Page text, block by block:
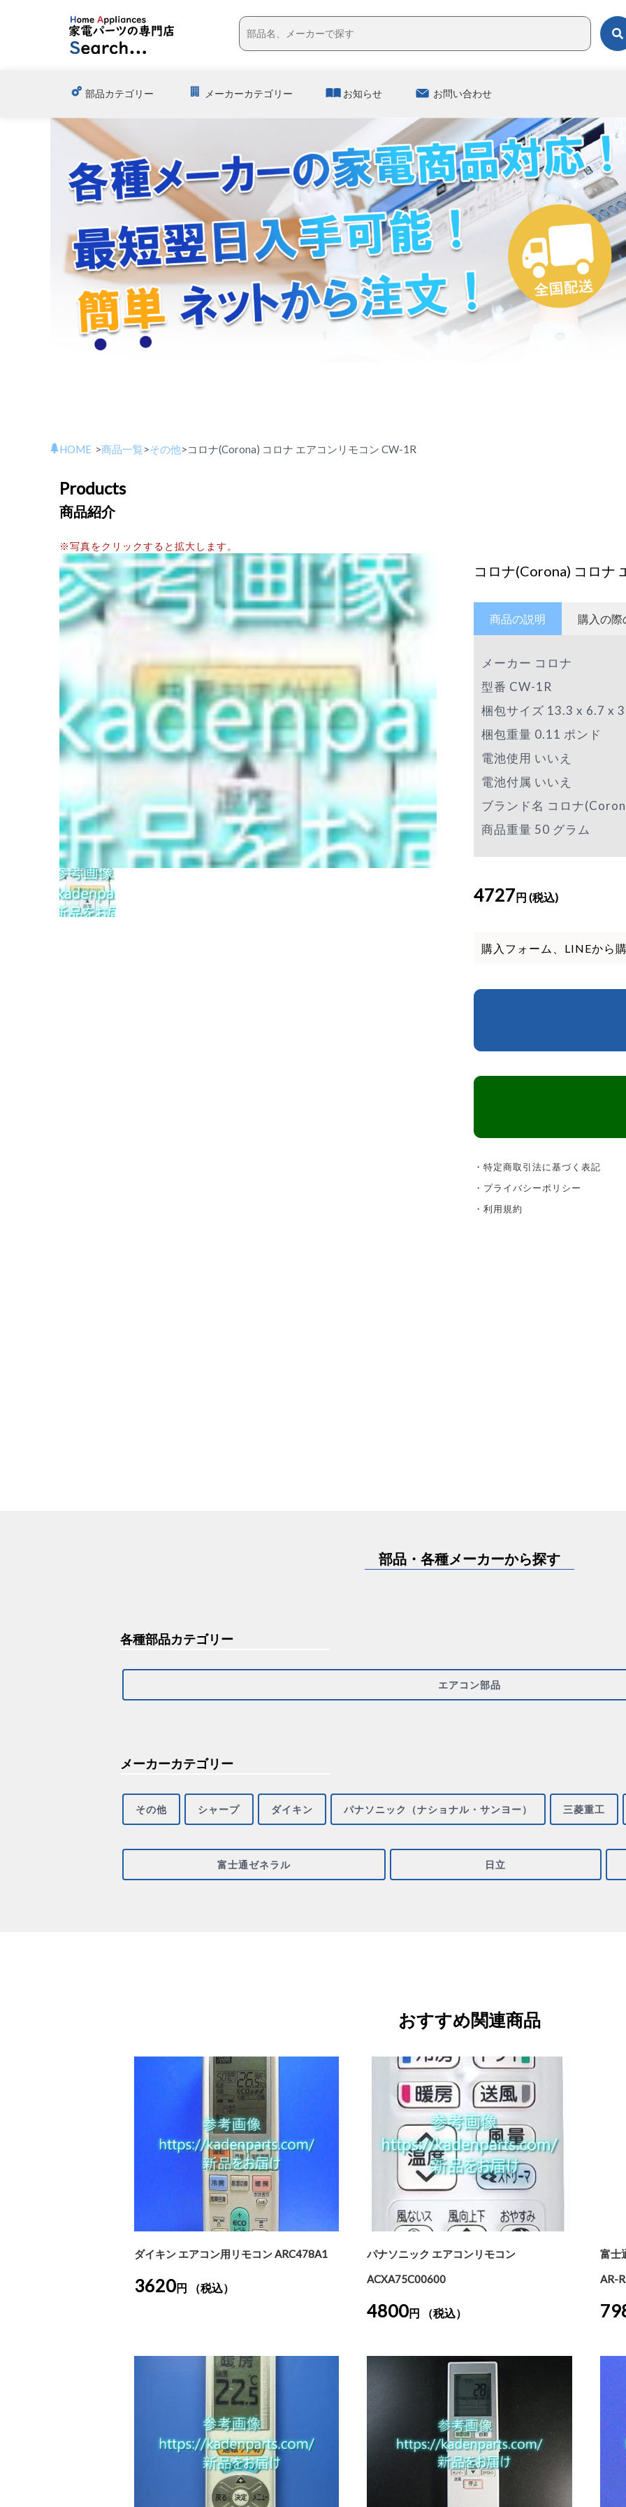
部品カテゴリー メーカーカテゴリー お知らせ お問い合わせ
HOME >商品一覧>その他>コロナ(Corona) コロナ エアコンリモコン CW-1R
Products
商品紹介
※写真をクリックすると拡大します。
コロナ(Corona) コロナ
商品の説明
メーカー コロナ
型番 CW-1R
梱包サイズ 13.3 x 6.7 x 3
梱包重量 0.11 ポンド
電池使用 いいえ
電池付属 いいえ
ブランド名 コロナ
商品重量 50 グラム
購入の際
4727円 (税込)
購入フォーム、LINEから
・特定商取引法に基づく表記
・プライバシーポリシー
・利用規約
部品・各種メーカーから探す
各種部品カテゴリー
エアコン部品
メーカーカテゴリー
その他 シャープ ダイキン パナソニック（ナショナル・サンヨー） 三菱重工
富士通ゼネラル 日立
おすすめ関連商品
ダイキン エアコン用リモコン ARC478A1
3620円 （税込）
パナソニック エアコンリモコン
ACXA75C00600
4800円 （税込）
富士
AR-